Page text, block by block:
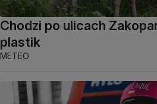
Chodzi po ulicach
plastik
METEO